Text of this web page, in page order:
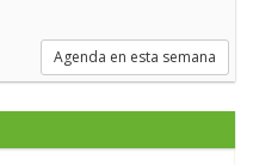
Agenda en esta semana